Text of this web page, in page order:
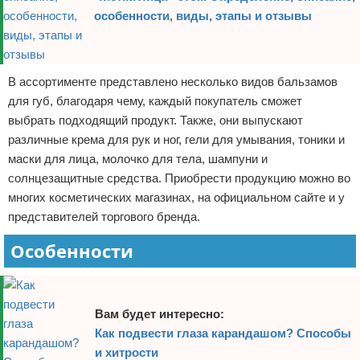
особенности, виды, этапы и отзывы
В ассортименте представлено несколько видов бальзамов
для губ, благодаря чему, каждый покупатель сможет
выбрать подходящий продукт. Также, они выпускают
различные крема для рук и ног, гели для умывания, тоники и
маски для лица, молочко для тела, шампуни и
солнцезащитные средства. Приобрести продукцию можно во
многих косметических магазинах, на официальном сайте и у
представителей торгового бренда.
Особенности
Вам будет интересно:
Как подвести глаза карандашом? Способы
и хитрости